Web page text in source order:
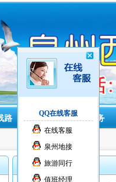
QQ在线客服
在线客服
泉州地接
旅游同行
值班经理
路 酒店预订 租车服务
搜索引擎